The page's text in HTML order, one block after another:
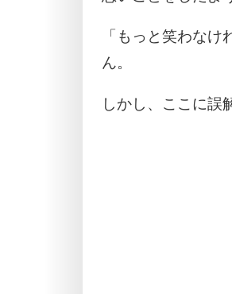
「もっと笑わな
ん。
しかし、ここに誤